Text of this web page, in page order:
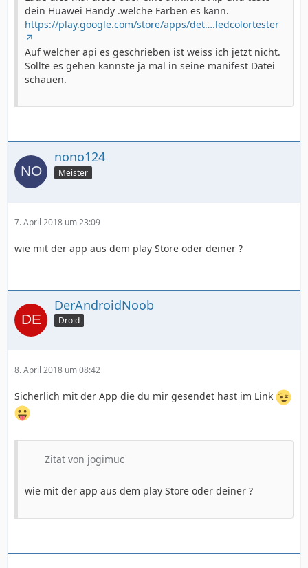
dein Huawei Handy .welche Farben es kann.
https://play.google.com/store/apps/det….ledcolortester
Auf welcher api es geschrieben ist weiss ich jetzt nicht.
Sollte es gehen kannste ja mal in seine manifest Datei
schauen.
nono124
Meister
7. April 2018 um 23:09
wie mit der app aus dem play Store oder deiner ?
DerAndroidNoob
Droid
8. April 2018 um 08:42
Sicherlich mit der App die du mir gesendet hast im Link
Zitat von jogimuc
wie mit der app aus dem play Store oder deiner ?